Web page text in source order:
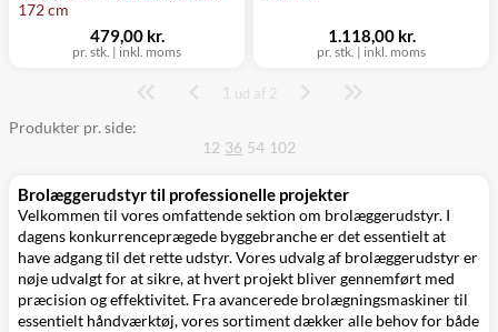
172 cm
pr. stk. | inkl. moms
479,00 kr.
pr. stk. | inkl. moms
1.118,00 kr.
Side
1 ud af 2
Produkter pr. side:
12 36 54 102
Brolæggerudstyr til professionelle projekter
Velkommen til vores omfattende sektion om brolæggerudstyr. I
dagens konkurrenceprægede byggebranche er det essentielt at
have adgang til det rette udstyr. Vores udvalg af brolæggerudstyr er
nøje udvalgt for at sikre, at hvert projekt bliver gennemført med
præcision og effektivitet. Fra avancerede brolægningsmaskiner til
essentielt håndværktøj, vores sortiment dækker alle behov for både